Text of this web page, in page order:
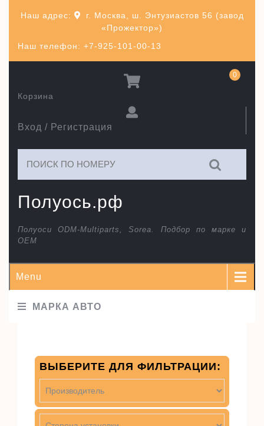
Наш телефон: +7-925-101-00-13
Наш адрес:
г. Москва, ш. Энтузиастов 56 (завод
«Прожектор»)
Полуось.рф
Полуоси ODM-Multiparts, Sorea. Подбор по марке и
ОЕМ
Вход / Регистрация
Корзина
0
Menu
МАРКА АВТО
ВЫБЕРИТЕ ДЛЯ ФИЛЬТРАЦИИ: